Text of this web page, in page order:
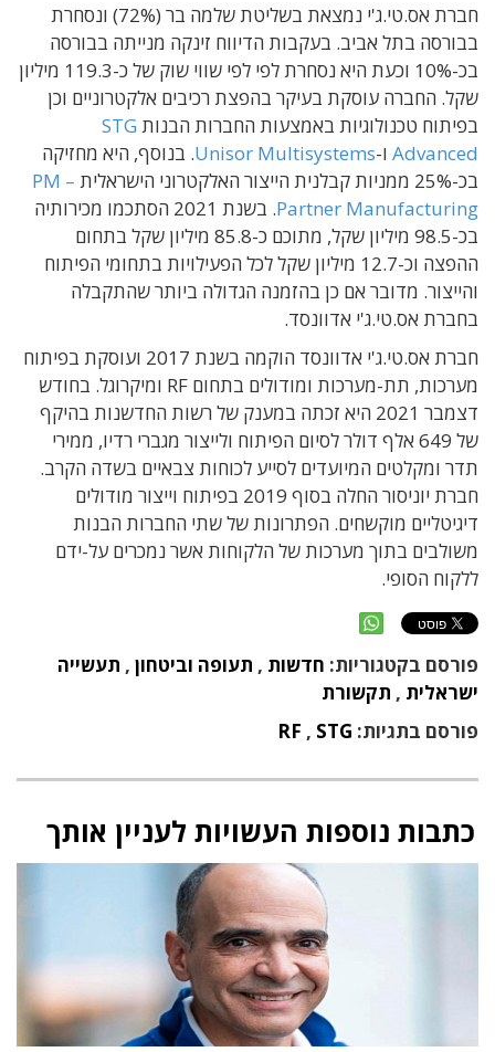
חברת אס.טי.ג'י נמצאת בשליטת שלמה בר (72%) ונסחרת
בבורסה בתל אביב. בעקבות הדיווח זינקה מנייתה בבורסה
בכ-10% וכעת היא נסחרת לפי לפי שווי שוק של כ-119.3 מיליון
שקל. החברה עוסקת בעיקר בהפצת רכיבים אלקטרוניים וכן
בפיתוח טכנולוגיות באמצעות החברות הבנות STG
Advanced ו-Unisor Multisystems. בנוסף, היא מחזיקה
בכ-25% ממניות קבלנית הייצור האלקטרוני הישראלית
PM –
Partner Manufacturing
. בשנת 2021 הסתכמו מכירותיה
בכ-98.5 מיליון שקל, מתוכם כ-85.8 מיליון שקל בתחום
ההפצה וכ-12.7 מיליון שקל לכל הפעילויות בתחומי הפיתוח
והייצור. מדובר אם כן בהזמנה הגדולה ביותר שהתקבלה
בחברת אס.טי.ג'י אדוונסד.
חברת אס.טי.ג'י אדוונסד הוקמה בשנת 2017 ועוסקת בפיתוח
מערכות, תת-מערכות ומודולים בתחום RF ומיקרוגל. בחודש
דצמבר 2021 היא זכתה במענק של רשות החדשנות בהיקף
של 649 אלף דולר לסיום הפיתוח ולייצור מגברי רדיו, ממירי
תדר ומקלטים המיועדים לסייע לכוחות צבאיים בשדה הקרב.
חברת יוניסור החלה בסוף 2019 בפיתוח וייצור מודולים
דיגיטליים מוקשחים. הפתרונות של שתי החברות הבנות
משולבים בתוך מערכות של הלקוחות אשר נמכרים על-ידם
ללקוח הסופי.
פורסם בקטגוריות: חדשות , תעופה וביטחון , תעשייה
ישראלית , תקשורת
פורסם בתגיות:
RF , STG
כתבות נוספות העשויות לעניין אותך